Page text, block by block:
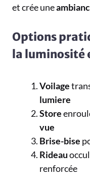
et crée une
Options
la luminosité
Voilage
lumiere
Store
vue
Brise-bise
Rideau
renforcée